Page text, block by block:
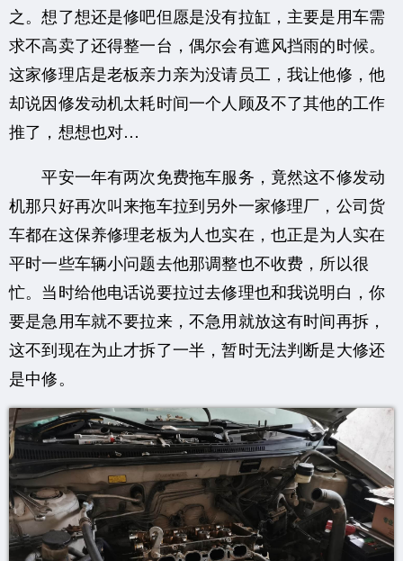
之。想了想还是修吧但愿是没有拉缸，主要是用车需
求不高卖了还得整一台，偶尔会有遮风挡雨的时候。
这家修理店是老板亲力亲为没请员工，我让他修，他
却说因修发动机太耗时间一个人顾及不了其他的工作
推了，想想也对…
平安一年有两次免费拖车服务，竟然这不修发动
机那只好再次叫来拖车拉到另外一家修理厂，公司货
车都在这保养修理老板为人也实在，也正是为人实在
平时一些车辆小问题去他那调整也不收费，所以很
忙。当时给他电话说要拉过去修理也和我说明白，你
要是急用车就不要拉来，不急用就放这有时间再拆，
这不到现在为止才拆了一半，暂时无法判断是大修还
是中修。